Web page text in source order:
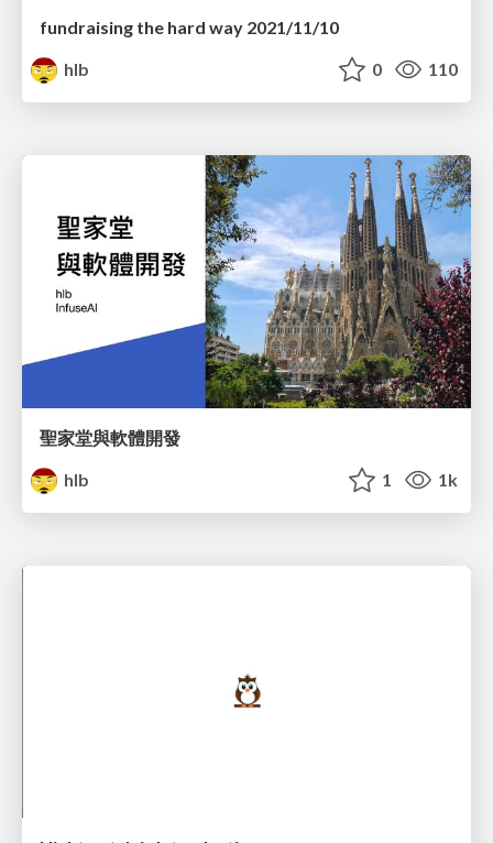
fundraising the hard way 2021/11/10
hlb
0 110
聖家堂與軟體開發
hlb
1 1k